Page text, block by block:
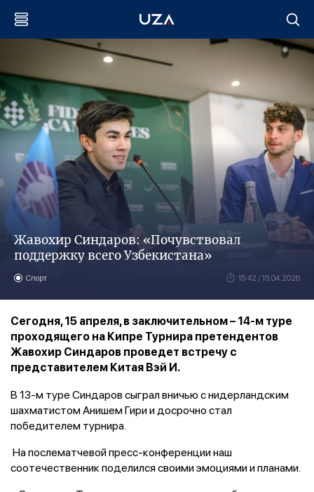
Жавохир Синдаров: «Почувствовал
поддержку всего Узбекистана»
Спорт 15:42 / 15.04.2026
Сегодня, 15 апреля, в заключительном – 14-м туре
проходящего на Кипре Турнира претендентов
Жавохир Синдаров проведет встречу с
представителем Китая Вэй И.
В 13-м туре Синдаров сыграл вничью с нидерландским
шахматистом Анишем Гири и досрочно стал
победителем турнира.
На послематчевой пресс-конференции наш
соотечественник поделился своими эмоциями и планами.